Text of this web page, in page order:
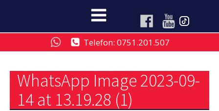
Telefon: 0751.201.507
WhatsApp Image 2023-09-
14 at 13.19.28 (1)